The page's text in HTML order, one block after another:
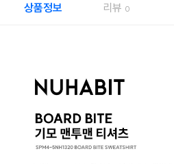
상품정보 리뷰 0